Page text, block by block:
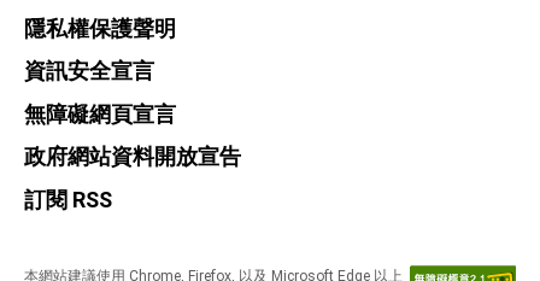
隱私權保護聲明
資訊安全宣言
無障礙網頁宣言
政府網站資料開放宣告
訂閱 RSS
本網站建議使用 Chrome, Firefox, 以及 Microsoft Edge 以上